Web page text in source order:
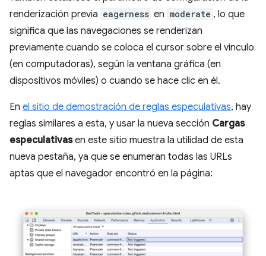
renderización previa eagerness en moderate , lo que
significa que las navegaciones se renderizan
previamente cuando se coloca el cursor sobre el vínculo
(en computadoras), según la ventana gráfica (en
dispositivos móviles) o cuando se hace clic en él.
En el sitio de demostración de reglas especulativas, hay
reglas similares a esta, y usar la nueva sección Cargas
especulativasen este sitio muestra la utilidad de esta
nueva pestaña, ya que se enumeran todas las URLs
aptas que el navegador encontró en la página: